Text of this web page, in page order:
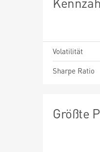
Volatilität
Sharpe Ratio
Größte